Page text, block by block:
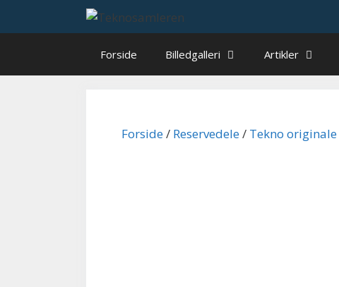
Forside Billedgalleri Artikler
Forside/ Reservedele/ Tekno originale